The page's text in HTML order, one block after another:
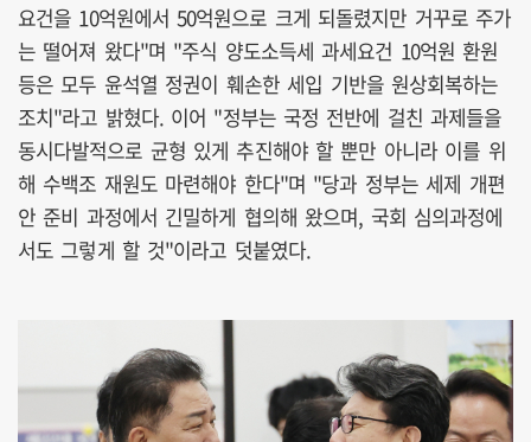
요건을 10억원에서 50억원으로 크게 되돌렸지만 거꾸로 주가
는 떨어져 왔다"며 "주식 양도소득세 과세요건 10억원 환원
등은 모두 윤석열 정권이 훼손한 세입 기반을 원상회복하는
조치"라고 밝혔다. 이어 "정부는 국정 전반에 걸친 과제들을
동시다발적으로 균형 있게 추진해야 할 뿐만 아니라 이를 위
해 수백조 재원도 마련해야 한다"며 "당과 정부는 세제 개편
안 준비 과정에서 긴밀하게 협의해 왔으며, 국회 심의과정에
서도 그렇게 할 것"이라고 덧붙였다.